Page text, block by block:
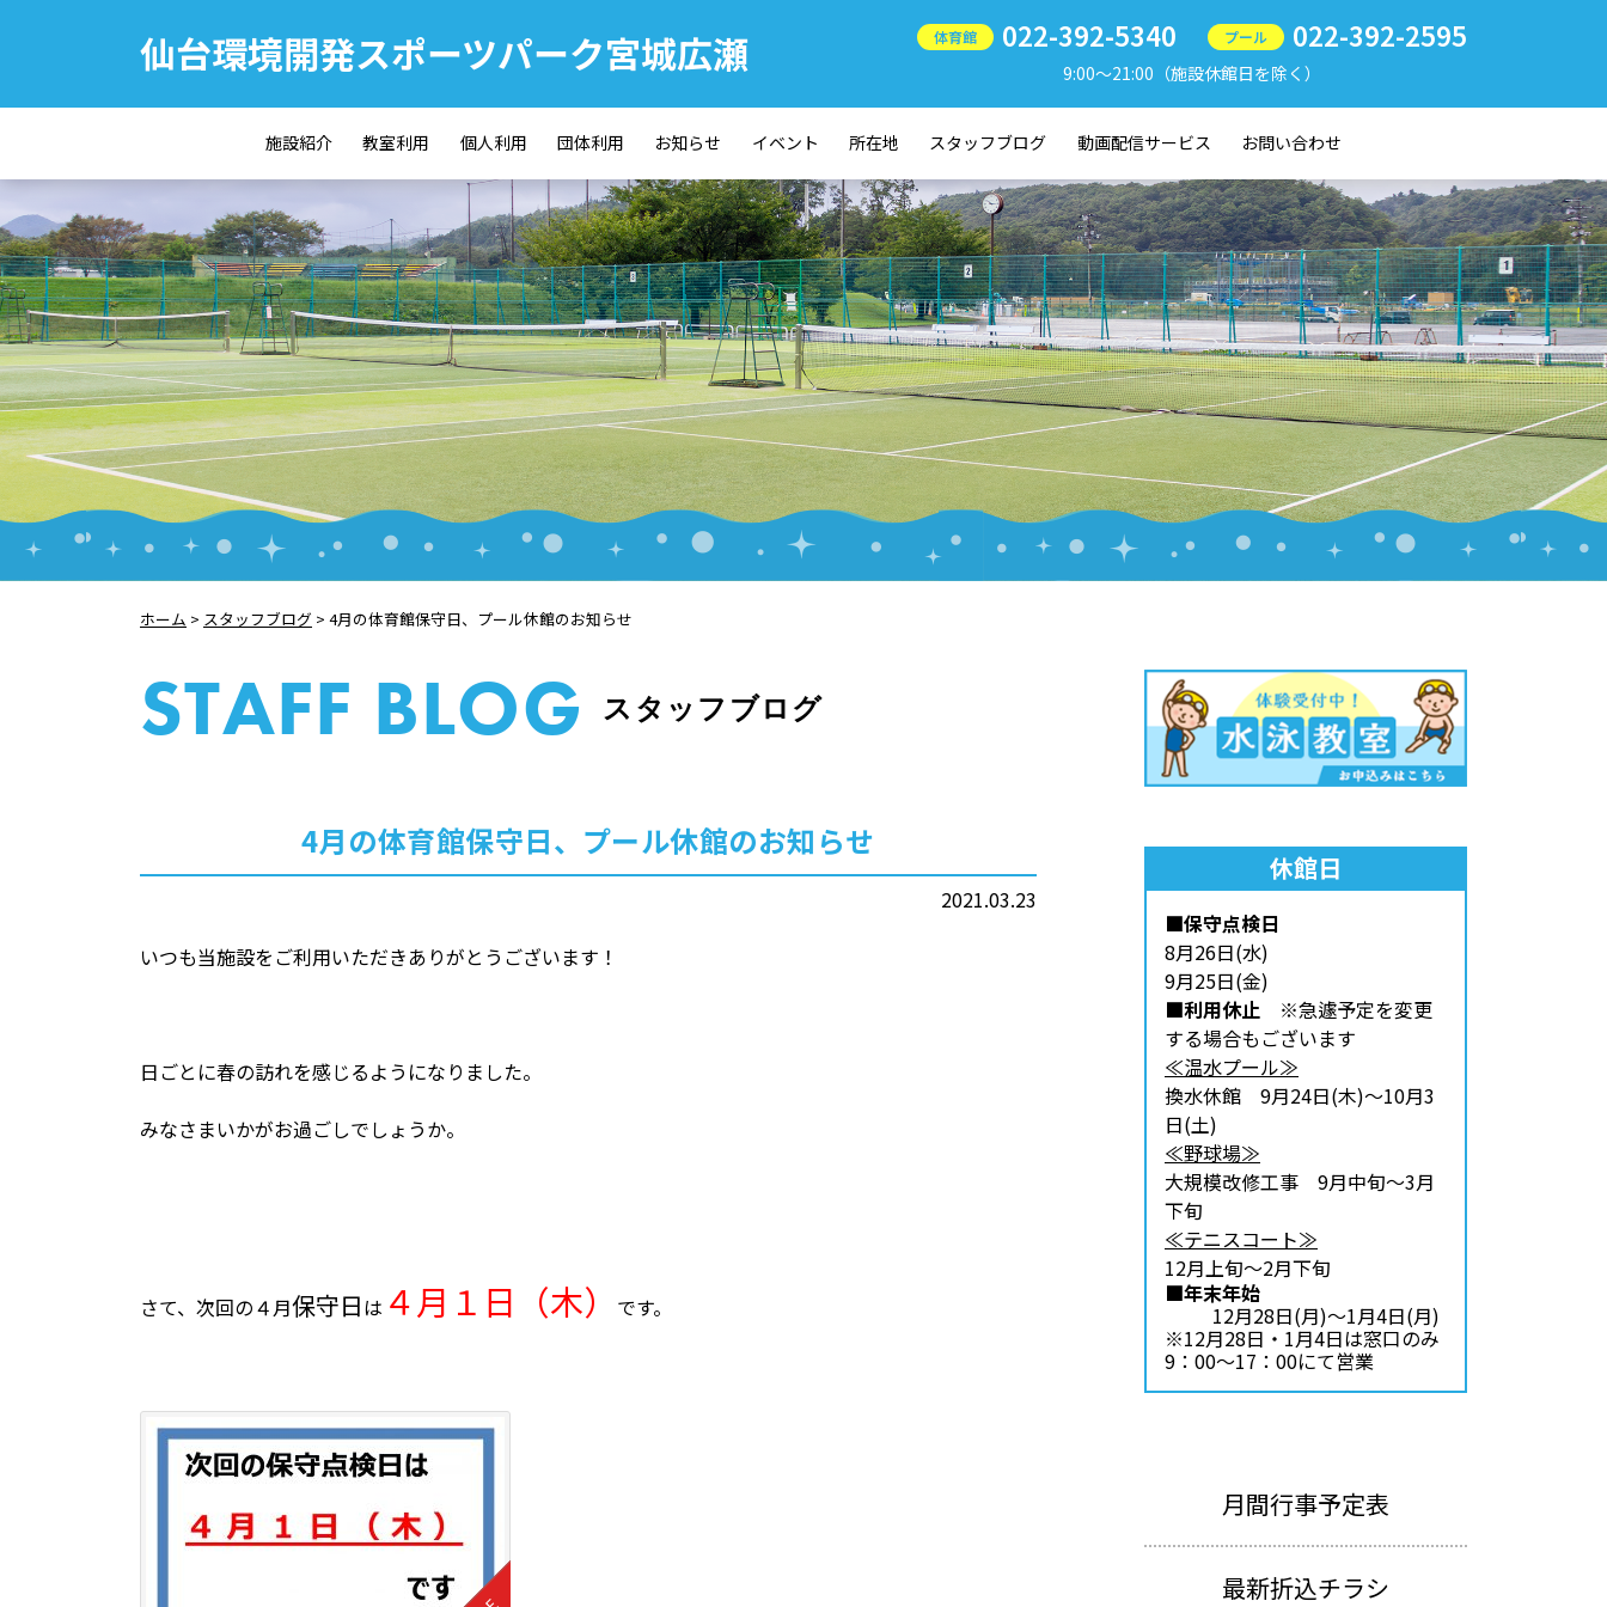
仙台環境開発スポーツパーク宮城広瀬 体育館 022-392-5340 プール 022-392-2595
9:00〜21:00（施設休館日を除く）
施設紹介 教室利用 個人利用 団体利用 お知らせ イベント 所在地 スタッフブログ 動画配信サービス お問い合わせ
ホーム > スタッフブログ > 4月の体育館保守日、プール休館のお知らせ
STAFF BLOG スタッフブログ
4月の体育館保守日、プール休館のお知らせ
2021.03.23
いつも当施設をご利用いただきありがとうございます！
日ごとに春の訪れを感じるようになりました。
みなさまいかがお過ごしでしょうか。
さて、次回の４月保守日は ４月１日（木） です。
休館日
■保守点検日
8月26日(水)
9月25日(金)
■利用休止 ※急遽予定を変更
する場合もございます
≪温水プール≫
換水休館 9月24日(木)～10月3
日(土)
≪野球場≫
大規模改修工事 9月中旬～3月
下旬
≪テニスコート≫
12月上旬～2月下旬
■年末年始
12月28日(月)～1月4日(月)
※12月28日・1月4日は窓口のみ
9：00～17：00にて営業
月間行事予定表
最新折込チラシ